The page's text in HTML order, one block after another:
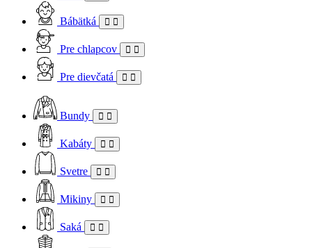
Bábätká
Pre chlapcov
Pre dievčatá
Bundy
Kabáty
Svetre
Mikiny
Saká